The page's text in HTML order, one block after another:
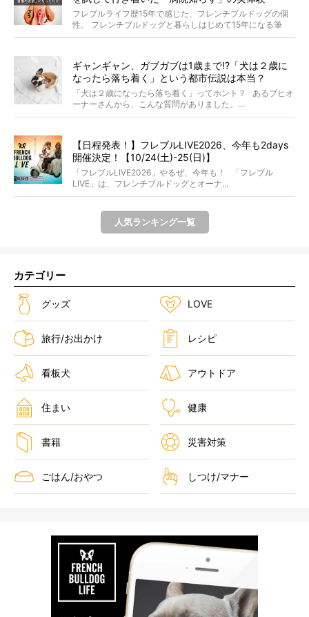
フレブルライフ歴15年で感じた、フレンチブルドッグの個
性。 フレンチブルドッグと暮らしはじめて15年になる筆
者...
ギャンギャン、ガブガブは1歳まで!?「犬は２歳に
なったら落ち着く」という都市伝説は本当？
「犬は２歳になったら落ち着く」ってホント？ あるブヒオ
ーナーさんから、こんな質問がありました。...
【日程発表！】フレブルLIVE2026、今年も2days
開催決定！【10/24(土)-25(日)】
「フレブルLIVE2026」やるぜ、今年も！ 「フレブル
LIVE」は、フレンチブルドッグとオーナ...
人気ランキング一覧
カテゴリー
グッズ LOVE
旅行/お出かけ レシピ
看板犬 アウトドア
住まい 健康
書籍 災害対策
ごはん/おやつ しつけ/マナー